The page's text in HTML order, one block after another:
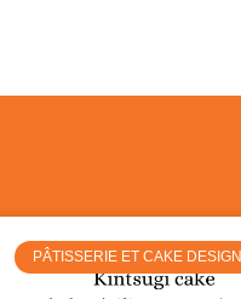
PÂTISSERIE ET CAKE DESIGN